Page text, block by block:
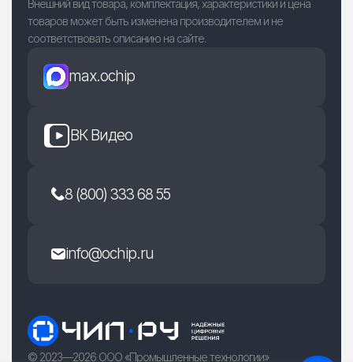
Внешний вид товара, комплектация, характеристики и цена
товаров может быть изменена производителем и не
соответствовать описанию на сайте.
max.ochip
ВК Видео
8 (800) 333 68 55
info@ochip.ru
© 2023—2026 ООО «Промышленные технологии»